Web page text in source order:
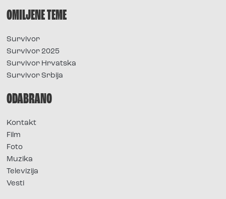
OMILJENE TEME
Survivor
Survivor 2025
Survivor Hrvatska
Survivor Srbija
ODABRANO
Kontakt
Film
Foto
Muzika
Televizija
Vesti